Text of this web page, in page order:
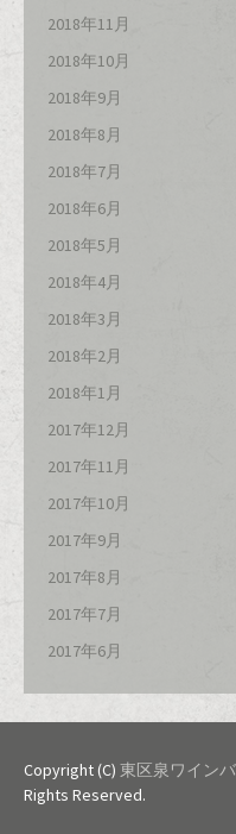
2018年11月
2018年10月
2018年9月
2018年8月
2018年7月
2018年6月
2018年5月
2018年4月
2018年3月
2018年2月
2018年1月
2017年12月
2017年11月
2017年10月
2017年9月
2017年8月
2017年7月
2017年6月
Copyright (C) 東区泉ワイン
Rights Reserved.